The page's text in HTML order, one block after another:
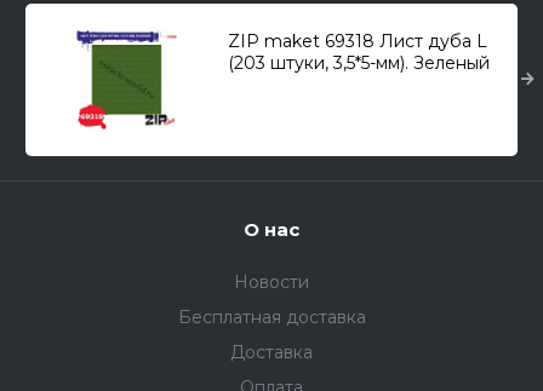
ZIP maket 69318 Лист дуба L
(203 штуки, 3,5*5-мм). Зеленый
О нас
Новости
Бесплатная доставка
Доставка